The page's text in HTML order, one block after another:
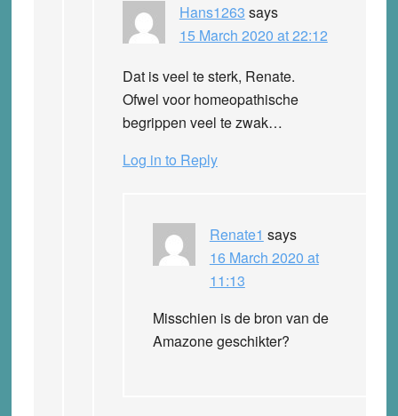
Hans1263 says
15 March 2020 at 22:12
Dat is veel te sterk, Renate.
Ofwel voor homeopathische
begrippen veel te zwak…
Log in to Reply
Renate1 says
16 March 2020 at
11:13
Misschien is de bron van de
Amazone geschikter?